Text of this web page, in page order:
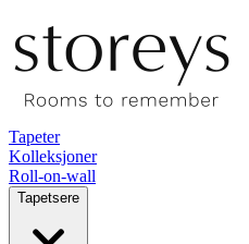
Tapeter
Kolleksjoner
Roll-on-wall
Tapetsere